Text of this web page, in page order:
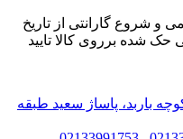
و شروع گارانتی از تاریخ
شده و کد رهگیری 9 رقمی حک شده برروی کالا تایید
باربد، پاساژ سعید طبقه